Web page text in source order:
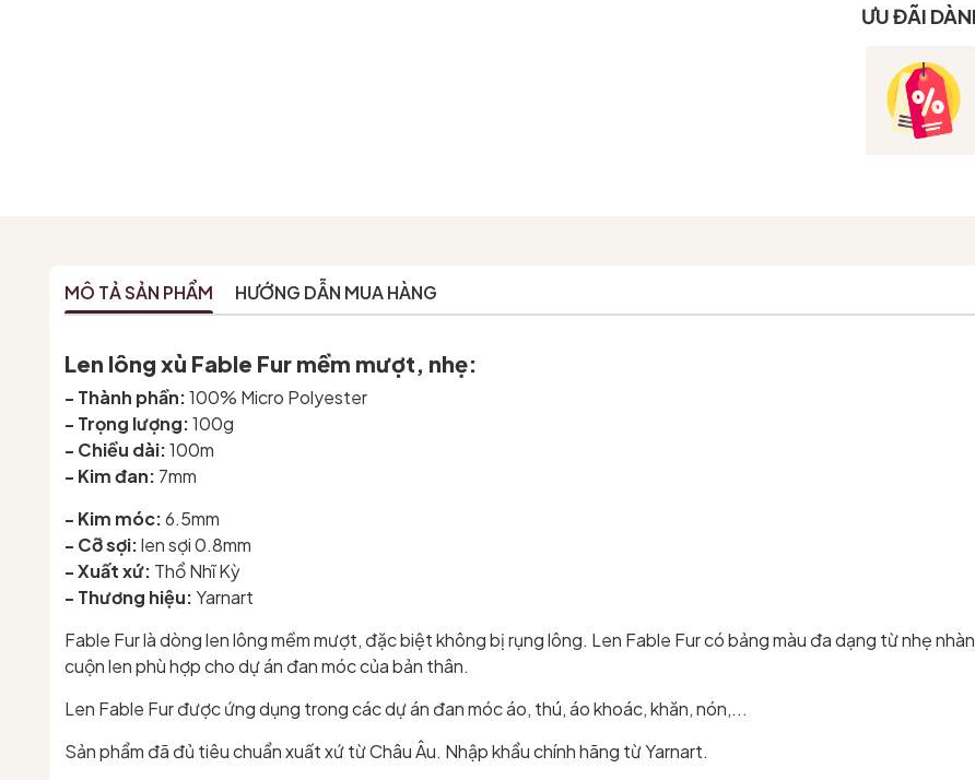
ƯU ĐÃI
MÔ TẢ SẢN PHẨM HƯỚNG DẪN MUA HÀNG
Len lông xù Fable Fur mềm mượt, nhẹ:
- Thành phần:100% Micro Polyester
- Trọng lượng:100g
- Chiều dài:100m
- Kim đan: 7mm
- Kim móc:6.5mm
- Cỡ sợi:len sợi 0.8mm
- Xuất xứ: Thổ Nhĩ Kỳ
- Thương hiệu:Yarnart
Fable Fur là dòng len lông mềm mượt, đặc biệt không bị rụng lông. Len Fable Fur có bảng màu đa dạng từ nhẹ
cuộn len phù hợp cho dự án đan móc của bản thân.
Len Fable Fur được ứng dụng trong các dự án đan móc áo, thú, áo khoác, khăn, nón,...
Sản phẩm đã đủ tiêu chuẩn xuất xứ từ Châu Âu. Nhập khẩu chính hãng từ Yarnart.